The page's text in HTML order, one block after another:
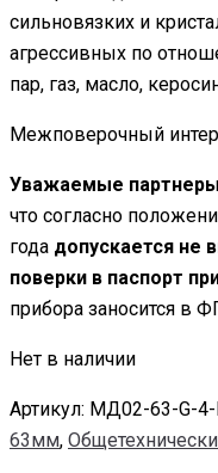
сильновязких и
агрессивных по
пар, газ, масло,
Межповерочный
Уважаемые
что согласно
года допускается не
поверки в паспорт
прибора заносится в
Нет в наличии
Артикул: МД02-63-G-
63мм,